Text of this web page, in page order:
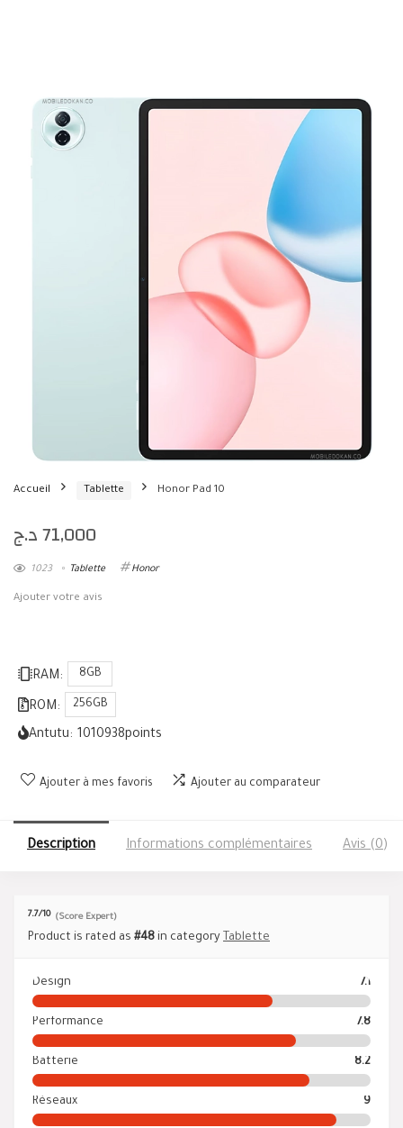
Accueil Tablette Honor Pad 10
71,000د.ج
1023 Tablette Honor
Ajouter votre avis
RAM: 8GB
ROM: 256GB
Antutu: 1010938points
Ajouter à mes favoris Ajouter au comparateur
Description Informations complémentaires Avis (0)
7.7/10 (Score Expert)
Product is rated as #48 in category Tablette
Design 7.1
Performance 7.8
Batterie 8.2
Réseaux 9